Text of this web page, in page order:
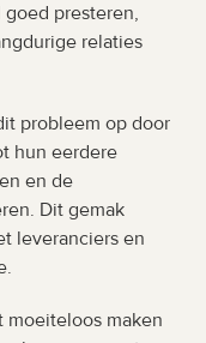
presteren,
relaties
probleem op door
hun eerdere
en de
Dit gemak
leveranciers en
moeiteloos maken